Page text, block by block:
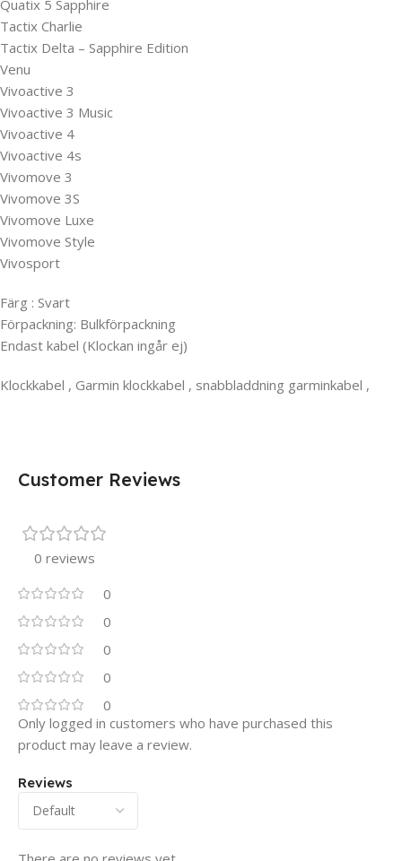
Quatix 5 Sapphire
Tactix Charlie
Tactix Delta – Sapphire Edition
Venu
Vivoactive 3
Vivoactive 3 Music
Vivoactive 4
Vivoactive 4s
Vivomove 3
Vivomove 3S
Vivomove Luxe
Vivomove Style
Vivosport
Färg : Svart
Förpackning: Bulkförpackning
Endast kabel (Klockan ingår ej)
Klockkabel , Garmin klockkabel , snabbladdning garminkabel ,
Customer Reviews
0 reviews
0
0
0
0
0
Reviews
Only logged in customers who have purchased this
product may leave a review.